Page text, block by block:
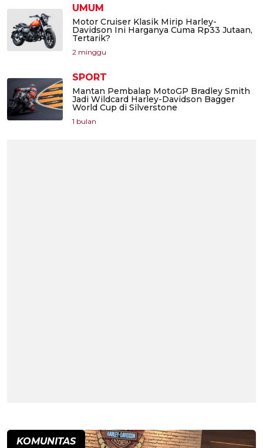
UMUM
Motor Cruiser Klasik Mirip Harley-
Davidson Ini Harganya Cuma Rp33 Jutaan,
Tertarik?
2 minggu
SPORT
Mantan Pembalap MotoGP Bradley Smith
Jadi Wildcard Harley-Davidson Bagger
World Cup di Silverstone
1 bulan
KOMUNITAS